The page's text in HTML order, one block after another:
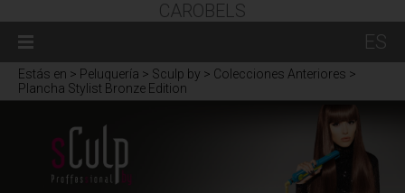
CAROBELS
ES
Estás en > Peluquería > Sculp by > Colecciones Anteriores >
Plancha Stylist Bronze Edition